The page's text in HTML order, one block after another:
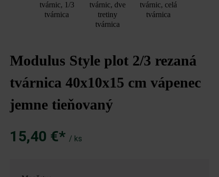
tvárnic, 1/3
tvárnica
tvárnic, dve
tretiny
tvárnica
tvárnic, celá
tvárnica
Modulus Style plot 2/3 rezaná
tvárnica 40x10x15 cm vápenec
jemne tieňovaný
15,40 €* / ks